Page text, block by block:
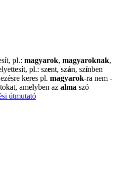
pl.: magyarok, magyaroknak,
pl.: szent, szán, színben
keres pl. magyarok-ra nem -
amelyben az alma szó
útmutató